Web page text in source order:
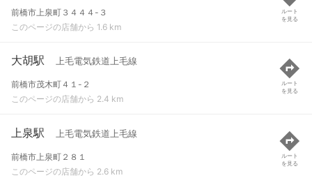
前橋市上泉町３４４４-３
このページの店舗から 1.6 km
ルート
を見る
大胡駅 上毛電気鉄道上毛線
前橋市茂木町４１-２
このページの店舗から 2.4 km
ルート
を見る
上泉駅 上毛電気鉄道上毛線
前橋市上泉町２８１
このページの店舗から 2.6 km
ルート
を見る